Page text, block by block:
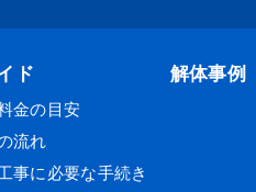
ド
金の目安
流れ
事に必要な手続き
解体事例